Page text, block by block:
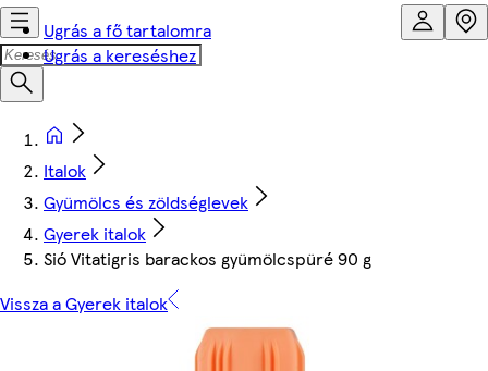
Ugrás a fő tartalomra
Ugrás a kereséshez
Italok
Gyümölcs és zöldséglevek
Gyerek italok
Sió Vitatigris barackos gyümölcspüré 90 g
Vissza a Gyerek italok